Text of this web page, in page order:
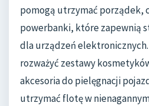
pomogą utrzymać porządek,
powerbanki, które zapewnią
dla urządzeń
rozważyć zestawy
akcesoria do pielęgnacji
utrzymać flotę w